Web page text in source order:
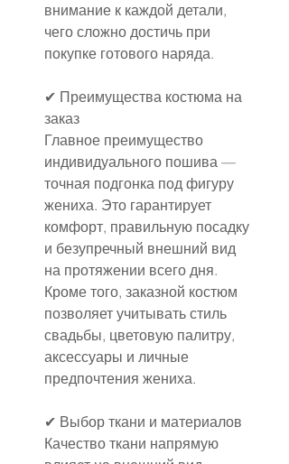
внимание к каждой детали,
чего сложно достичь при
покупке готового наряда.
✔ Преимущества костюма на
заказ
Главное преимущество
индивидуального пошива —
точная подгонка под фигуру
жениха. Это гарантирует
комфорт, правильную посадку
и безупречный внешний вид
на протяжении всего дня.
Кроме того, заказной костюм
позволяет учитывать стиль
свадьбы, цветовую палитру,
аксессуары и личные
предпочтения жениха.
✔ Выбор ткани и материалов
Качество ткани напрямую